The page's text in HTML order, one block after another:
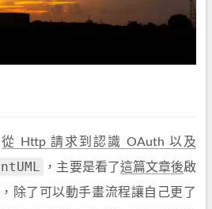
從 Http 請求到認識 OAuth 以及
，主要是看了這篇文章後啟
除了可以動手畫流程讓自己更了